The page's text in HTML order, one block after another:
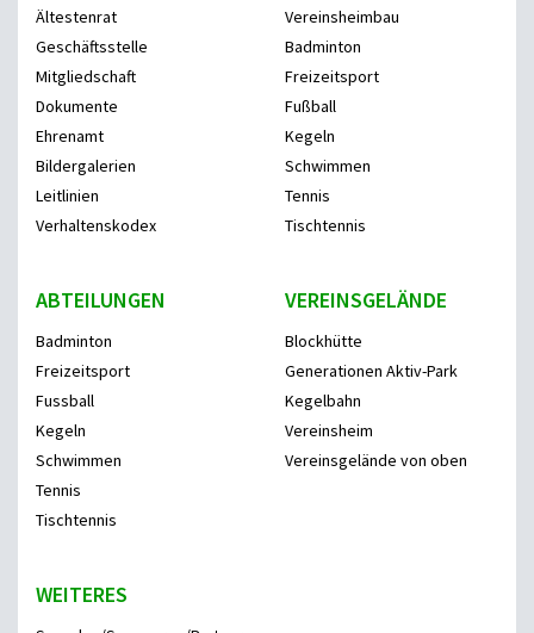
Ältestenrat
Geschäftsstelle
Mitgliedschaft
Dokumente
Ehrenamt
Bildergalerien
Leitlinien
Verhaltenskodex
Vereinsheimbau
Badminton
Freizeitsport
Fußball
Kegeln
Schwimmen
Tennis
Tischtennis
ABTEILUNGEN
Badminton
Freizeitsport
Fussball
Kegeln
Schwimmen
Tennis
Tischtennis
VEREINSGELÄNDE
Blockhütte
Generationen Aktiv-Park
Kegelbahn
Vereinsheim
Vereinsgelände von oben
WEITERES